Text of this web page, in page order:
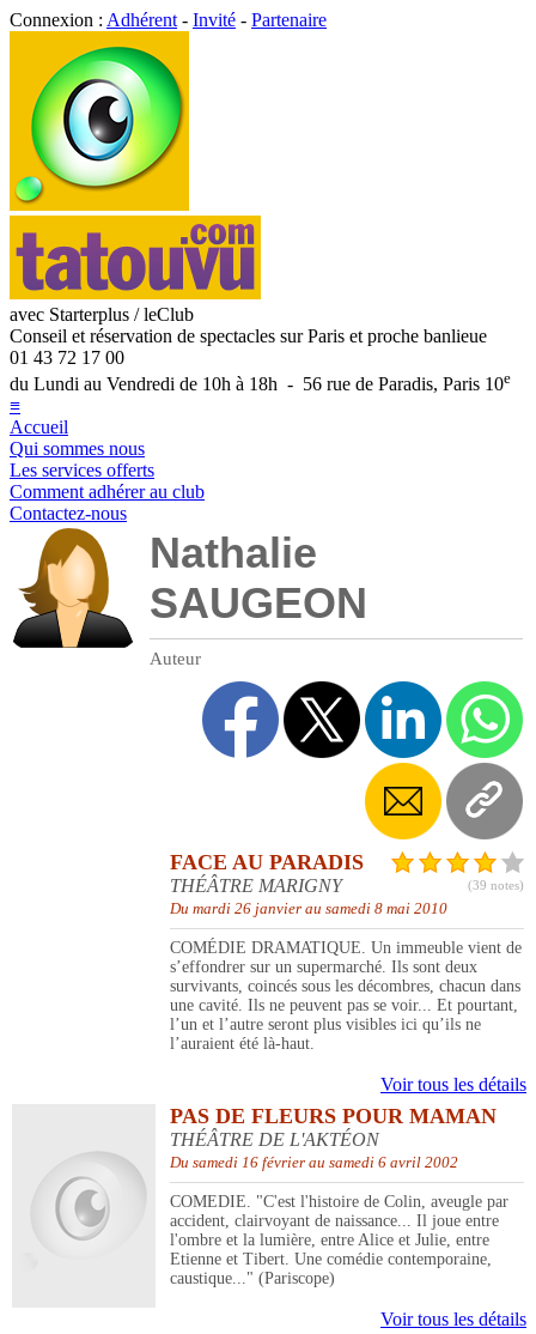
Connexion : Adhérent - Invité - Partenaire
avec Starterplus / leClub
Conseil et réservation de spectacles sur Paris et proche banlieue
01 43 72 17 00
du Lundi au Vendredi de 10h à 18h - 56 rue de Paradis, Paris 10e
≡
Accueil
Qui sommes nous
Les services offerts
Comment adhérer au club
Contactez-nous
Nathalie
SAUGEON
Auteur
(39 notes)
FACE AU PARADIS
THÉÂTRE MARIGNY
Du mardi 26 janvier au samedi 8 mai 2010
COMÉDIE DRAMATIQUE. Un immeuble vient de
s’effondrer sur un supermarché. Ils sont deux
survivants, coincés sous les décombres, chacun dans
une cavité. Ils ne peuvent pas se voir... Et pourtant,
l’un et l’autre seront plus visibles ici qu’ils ne
l’auraient été là-haut.
Voir tous les détails
PAS DE FLEURS POUR MAMAN
THÉÂTRE DE L'AKTÉON
Du samedi 16 février au samedi 6 avril 2002
COMEDIE. "C'est l'histoire de Colin, aveugle par
accident, clairvoyant de naissance... Il joue entre
l'ombre et la lumière, entre Alice et Julie, entre
Etienne et Tibert. Une comédie contemporaine,
caustique..." (Pariscope)
Voir tous les détails